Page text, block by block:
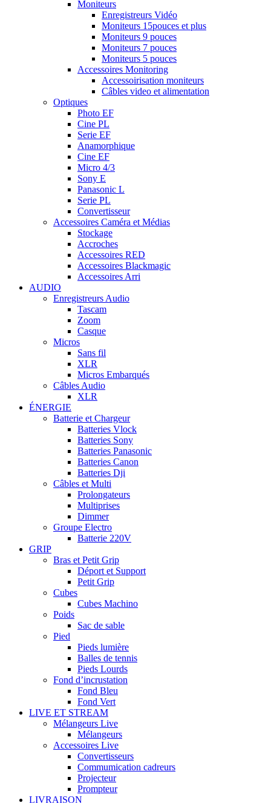
Moniteurs
Enregistreurs Vidéo
Moniteurs 15pouces et plus
Moniteurs 9 pouces
Moniteurs 7 pouces
Moniteurs 5 pouces
Accessoires Monitoring
Accessoirisation moniteurs
Câbles video et alimentation
Optiques
Photo EF
Cine PL
Serie EF
Anamorphique
Cine EF
Micro 4/3
Sony E
Panasonic L
Serie PL
Convertisseur
Accessoires Caméra et Médias
Stockage
Accroches
Accessoires RED
Accessoires Blackmagic
Accessoires Arri
AUDIO
Enregistreurs Audio
Tascam
Zoom
Casque
Micros
Sans fil
XLR
Micros Embarqués
Câbles Audio
XLR
ÉNERGIE
Batterie et Chargeur
Batteries Vlock
Batteries Sony
Batteries Panasonic
Batteries Canon
Batteries Dji
Câbles et Multi
Prolongateurs
Multiprises
Dimmer
Groupe Electro
Batterie 220V
GRIP
Bras et Petit Grip
Déport et Support
Petit Grip
Cubes
Cubes Machino
Poids
Sac de sable
Pied
Pieds lumière
Balles de tennis
Pieds Lourds
Fond d’incrustation
Fond Bleu
Fond Vert
LIVE ET STREAM
Mélangeurs Live
Mélangeurs
Accessoires Live
Convertisseurs
Commumication cadreurs
Projecteur
Prompteur
LIVRAISON